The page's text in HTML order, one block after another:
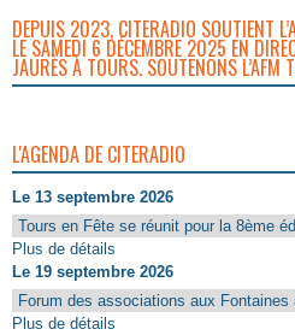
DEPUIS 2023, CITERADIO SOUTIENT
LE SAMEDI 6 DÉCEMBRE 2025 EN
JAURÈS À TOURS. SOUTENONS L’AFM
L'AGENDA DE CITERADIO
Le 13 septembre 2026
Tours en Fête se réunit pour la 8ème
Plus de détails
Le 19 septembre 2026
Forum des associations aux
Plus de détails